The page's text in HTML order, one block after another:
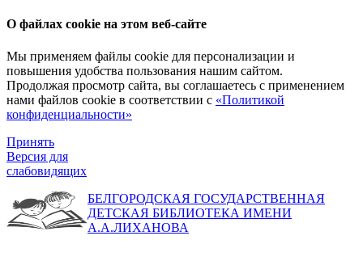
О файлах cookie на этом веб-сайте
Мы применяем файлы cookie для персонализации и
повышения удобства пользования нашим сайтом.
Продолжая просмотр сайта, вы соглашаетесь с применением
нами файлов cookie в соответствии с «Политикой
конфиденциальности»
Принять
Версия для
слабовидящих
БЕЛГОРОДСКАЯ ГОСУДАРСТВЕННАЯ
ДЕТСКАЯ БИБЛИОТЕКА ИМЕНИ
А.А.ЛИХАНОВА